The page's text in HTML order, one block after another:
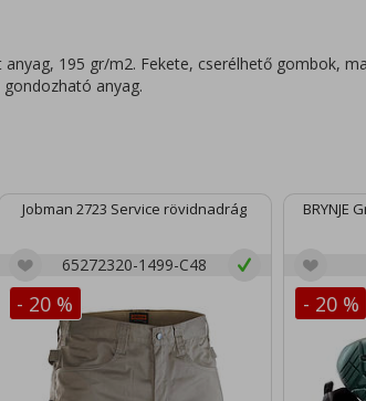
195 gr/m2. Fekete, cserélhető gombok,
anyag.
Jobman 2723 Service rövidnadrág
65272320-1499-C48
- 20 %
BRYNJE
- 20 %